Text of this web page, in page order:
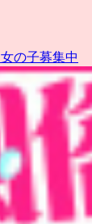
女の子募集中